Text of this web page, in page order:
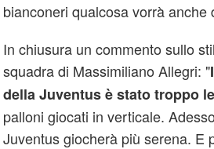
bianconeri qualcosa vorrà anche
In chiusura un commento sullo
squadra di Massimiliano Allegri: "
della Juventus è stato troppo
palloni giocati in verticale.
Juventus giocherà più serena. E